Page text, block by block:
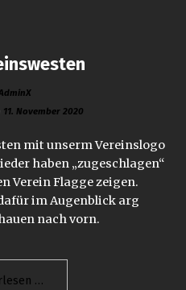
11. November 2020
mit unserm Vereinslogo
haben „zugeschlagen“
Verein Flagge zeigen.
im Augenblick arg
nach vorn.
"Neue